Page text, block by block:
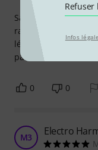
Refuser
Infos
Sans surprise, cette
raison. Plutôt
légère et naturelle
parfaitement cette
0 0
M3 Electro